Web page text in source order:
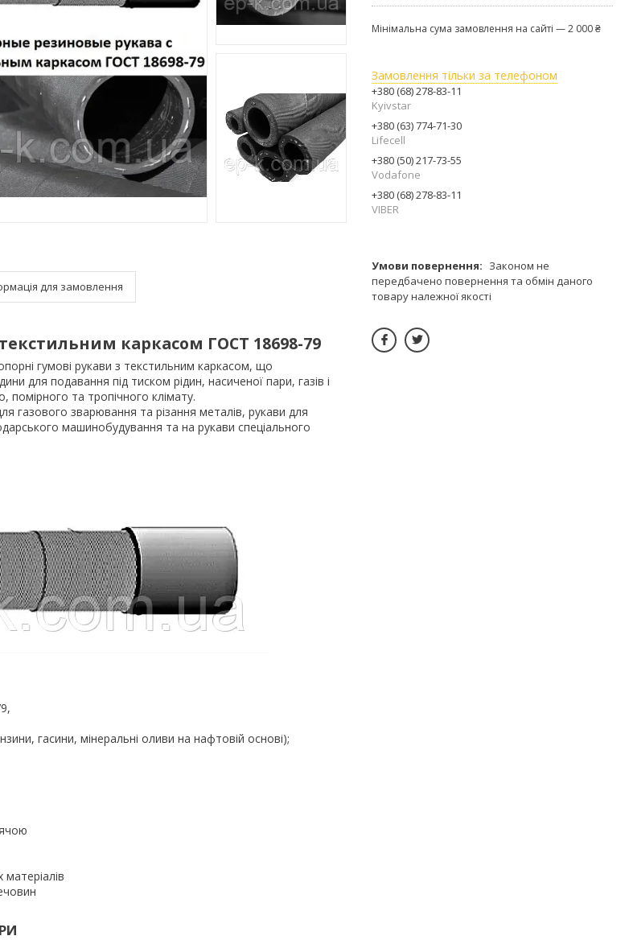
для замовлення
каркасом ГОСТ 18698-79
гумові рукави з текстильним каркасом, що
для подавання під тиском рідин, насиченої пари, газів і
помірного та тропічного клімату.
газового зварювання та різання металів, рукави для
машинобудування та на рукави спеціального
гасини, мінеральні оливи на нафтовій основі);
Мінімальна сума замовлення на сайті — 2 000 ₴
Замовлення тільки за телефоном
+380 (68) 278-83-11
Kyivstar
+380 (63) 774-71-30
Lifecell
+380 (50) 217-73-55
Vodafone
+380 (68) 278-83-11
VIBER
Законом не
передбачено повернення та обмін даного
товару належної якості